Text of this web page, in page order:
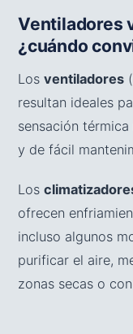
Ventiladores
¿cuándo
Los ventiladores
resultan ideales
sensación
y de fácil
Los
ofrecen
incluso algunos
purificar el aire,
zonas secas o